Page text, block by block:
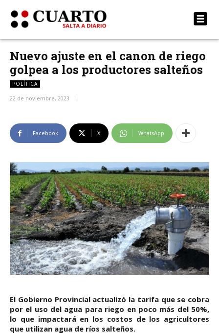
Nuevo ajuste en el canon de riego
golpea a los productores salteños
POLÍTICA
22 de noviembre, 2023
Facebook X WhatsApp
El Gobierno Provincial actualizó la tarifa que se cobra
por el uso del agua para riego en poco más del 50%,
lo que impactará en los costos de los agricultores
que utilizan agua de ríos salteños.